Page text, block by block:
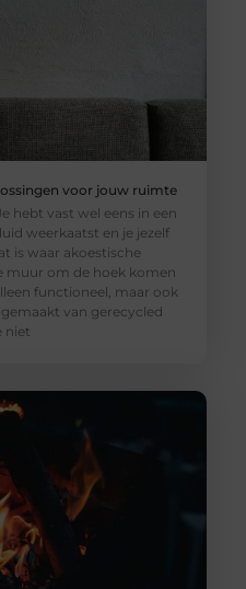
voor jouw ruimte
hebt vast wel eens in een
weerkaatst en je jezelf
is waar akoestische
muur om de hoek komen
functioneel, maar ook
van gerecycled
niet